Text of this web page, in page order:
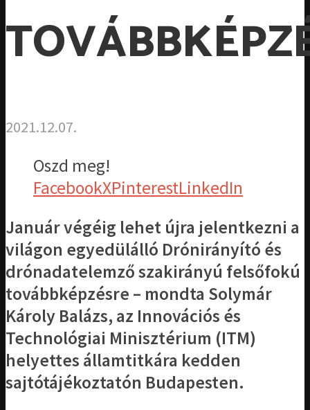
2021.12.07.
Oszd meg!
FacebookXPinterestLinkedIn
Január végéig lehet újra jelentkezni a
világon egyedülálló Drónirányító és
drónadatelemző szakirányú felsőfokú
továbbképzésre – mondta Solymár
Károly Balázs, az Innovációs és
Technológiai Minisztérium (ITM)
helyettes államtitkára kedden
sajtótájékoztatón Budapesten.